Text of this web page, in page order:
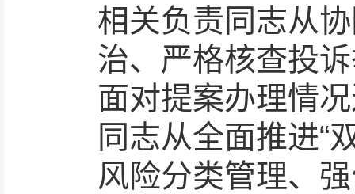
相关负责同志从
治、严格核查投
面对提案办理情
同志从全面推进“
风险分类管理、